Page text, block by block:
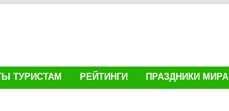
Перейти к содержимому
ТУРИСТАМ РЕЙТИНГИ ПРАЗДНИКИ МИРА